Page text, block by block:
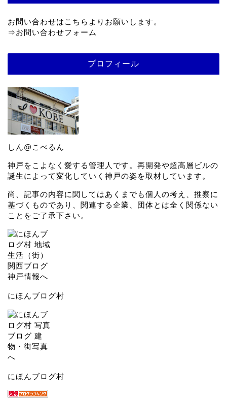
お問い合わせはこちらよりお願いします。
⇒お問い合わせフォーム
プロフィール
しん@こべるん
神戸をこよなく愛する管理人です。再開発や超高層ビルの
誕生によって変化していく神戸の姿を取材しています。
尚、記事の内容に関してはあくまでも個人の考え、推察に
基づくものであり、関連する企業、団体とは全く関係ない
ことをご了承下さい。
にほんブログ村
にほんブログ村